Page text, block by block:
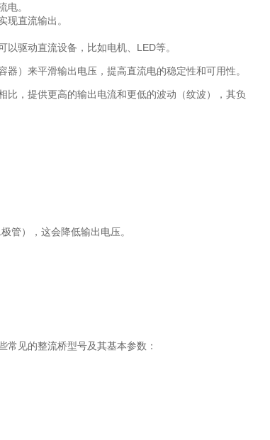
电。
现直流输出。
驱动直流设备，比如电机、LED等。
）来平滑输出电压，提高直流电的稳定性和可用性。
比，提供更高的输出电流和更低的波动（纹波），其负
管），这会降低输出电压。
见的整流桥型号及其基本参数：